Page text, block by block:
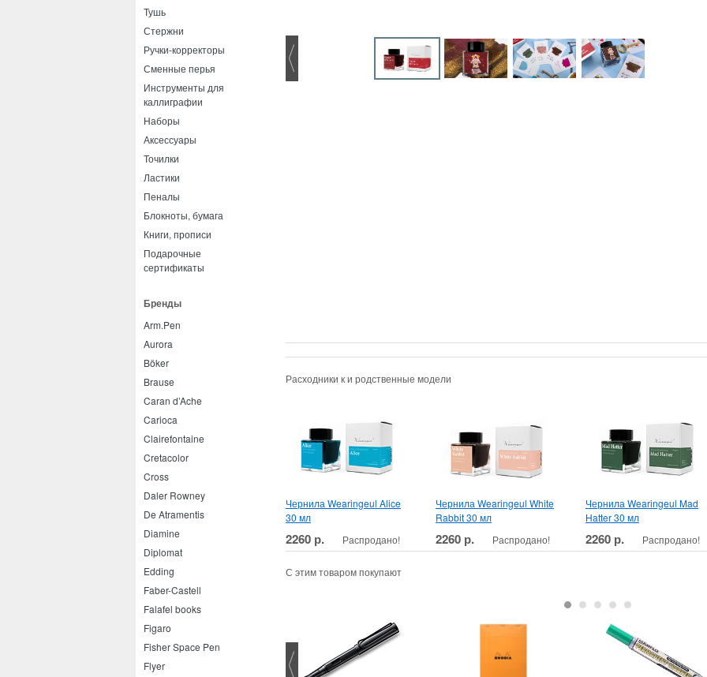
Тушь
Стержни
Ручки-корректоры
Сменные перья
Инструменты для
каллиграфии
Наборы
Аксессуары
Точилки
Ластики
Пеналы
Блокноты, бумага
Книги, прописи
Подарочные
сертификаты
Бренды
Arm.Pen
Aurora
Böker
Brause
Caran d’Ache
Carioca
Clairefontaine
Cretacolor
Cross
Daler Rowney
De Atramentis
Diamine
Diplomat
Edding
Faber-Castell
Falafel books
Figaro
Fisher Space Pen
Flyer
Расходники к и родственные модели
Чернила Wearingeul Alice
30 мл
2260 р. Распродано!
Чернила Wearingeul White
Rabbit 30 мл
2260 р. Распродано!
Чернила Wearingeul Mad
Hatter 30 мл
2260 р. Распродано!
С этим товаром покупают